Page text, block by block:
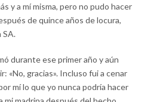
y a mí misma, pero no pudo hacer
de quince años de locura,
SA.
durante ese primer año y aún
«No, gracias». Incluso fui a cenar
mí lo que yo nunca podría hacer